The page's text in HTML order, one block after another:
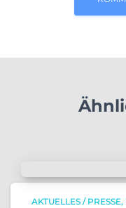
AKTUELLES / PRESSE